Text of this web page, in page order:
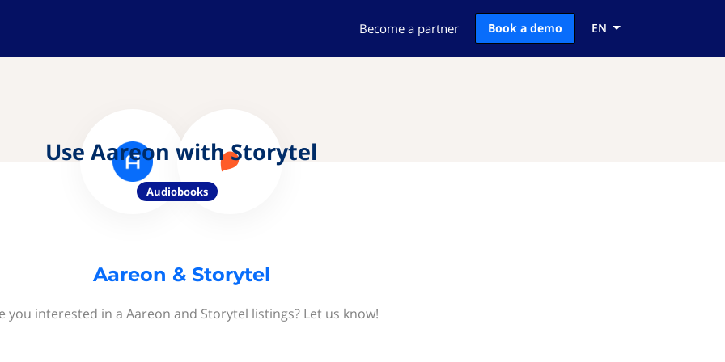
Become a partner Book a demo EN
Use Aareon with Storytel
Audiobooks
Aareon & Storytel
you interested in a Aareon and Storytel listings? Let us know!